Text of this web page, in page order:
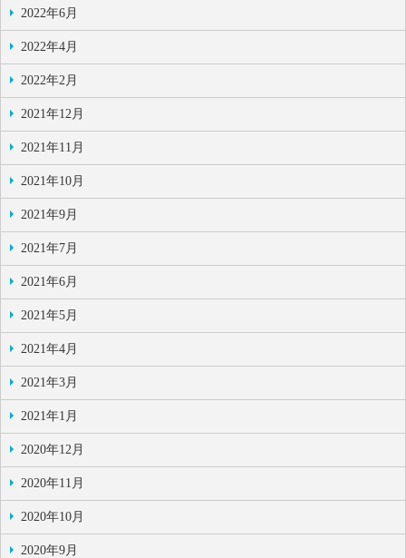
2022年6月
2022年4月
2022年2月
2021年12月
2021年11月
2021年10月
2021年9月
2021年7月
2021年6月
2021年5月
2021年4月
2021年3月
2021年1月
2020年12月
2020年11月
2020年10月
2020年9月